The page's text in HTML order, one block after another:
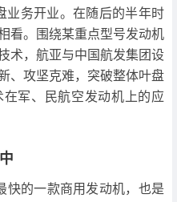
务开业。在随后的半年时
看。围绕某重点型号发动机
术，航亚与中国航发集团设
、攻坚克难，突破整体叶盘
军、民航空发动机上的应
的一款商用发动机，也是